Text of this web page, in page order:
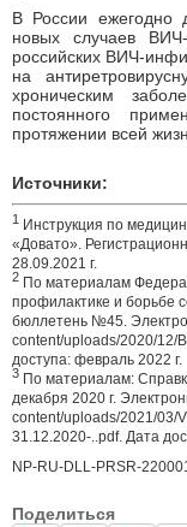
В России ежегодно
новых случаев
российских ВИЧ-
на
хроническим
постоянного
протяжении всей
Источники:
1
Инструкция по
«Довато».
28.09.2021 г.
2 По материалам
профилактике и
бюллетень №45.
content/uploads/2020/12/
доступа: февраль 2022 г.
3 По материалам:
декабря 2020 г.
content/uploads/2021/03/
31.12.2020-..pdf. Дата
NP-RU-DLL-PRSR-
Поделиться